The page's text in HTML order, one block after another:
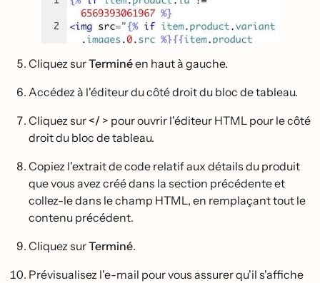
Cliquez surTerminéen haut à gauche.
Accédez à l'éditeur du côté droit du bloc de tableau.
Cliquez sur </ > pour ouvrir l'éditeur HTML pour le côté
droit du bloc de tableau.
Copiez l'extrait de code relatif aux détails du produit
que vous avez créé dans la section précédente et
collez-le dans le champ HTML, en remplaçant tout le
contenu précédent.
Cliquez surTerminé.
Prévisualisez l'e-mail pour vous assurer qu'il s'affiche